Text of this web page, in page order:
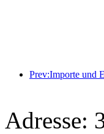
Adresse: